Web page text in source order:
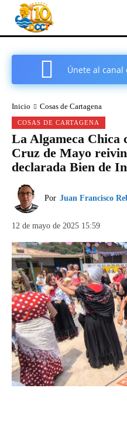
Únete al canal
Inicio Cosas de Cartagena
COSAS DE CARTAGENA
La Algameca Chica
Cruz de Mayo
declarada Bien de
Por Juan Francisco
12 de mayo de 2025 15:59